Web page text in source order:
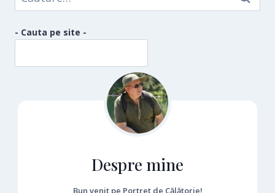
după:
- Cauta pe site -
Despre mine
Bun venit pe Portret de Călătorie!